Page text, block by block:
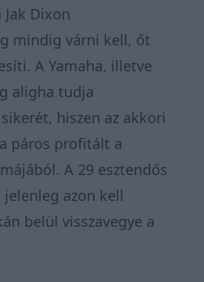
Dixon
mindig várni kell, őt
A Yamaha, illetve
aligha tudja
hiszen az akkori
páros profitált a
A 29 esztendős
azon kell
belül visszavegye a